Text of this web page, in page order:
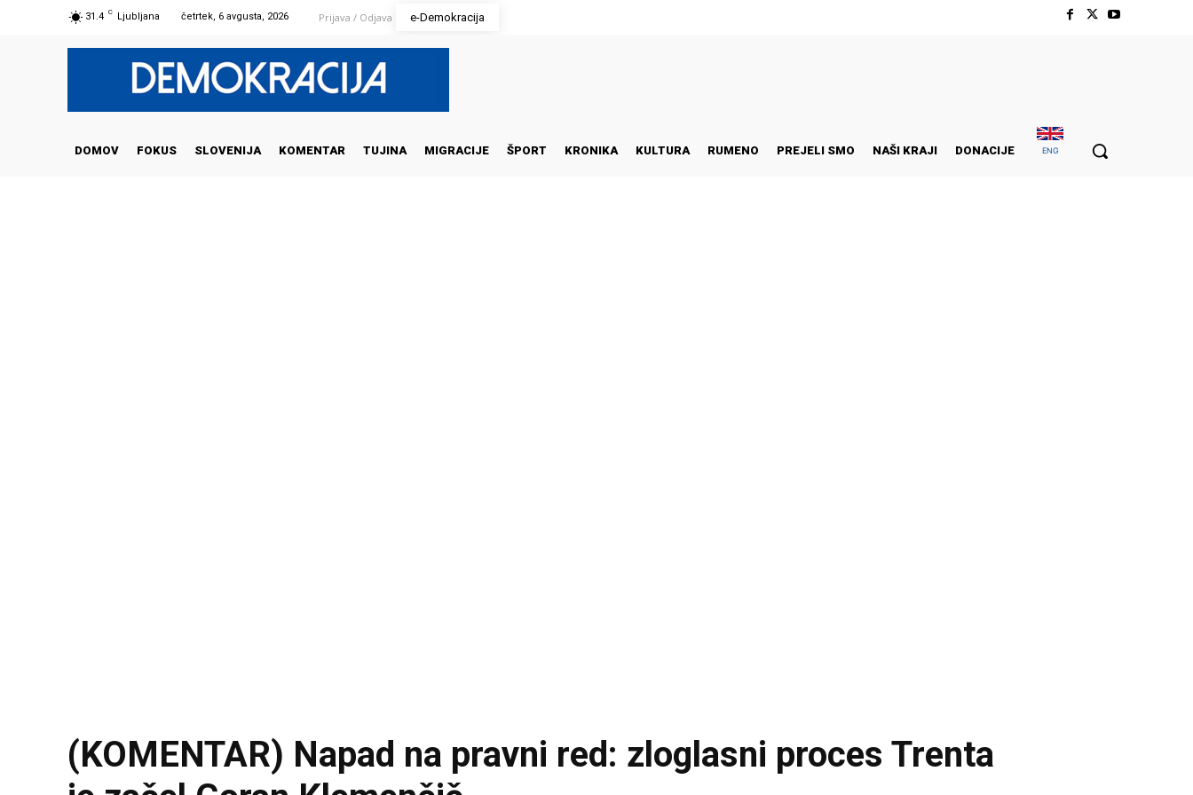
31.4 C Ljubljana četrtek, 6 avgusta, 2026 Prijava / Odjava e-Demokracija
DOMOV FOKUS SLOVENIJA KOMENTAR TUJINA MIGRACIJE ŠPORT KRONIKA KULTURA RUMENO PREJELI SMO NAŠI KRAJI DONACIJE ENG
(KOMENTAR) Napad na pravni red: zloglasni proces Trenta